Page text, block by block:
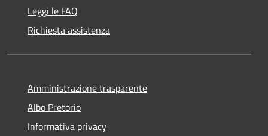
Leggi le FAQ
Richiesta assistenza
Amministrazione trasparente
Albo Pretorio
Informativa privacy